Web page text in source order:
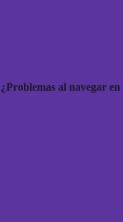
¿Problemas al navegar